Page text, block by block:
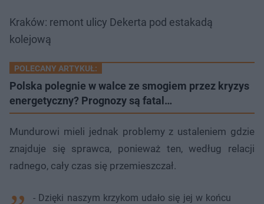
Kraków: remont ulicy Dekerta pod estakadą
kolejową
POLECANY ARTYKUŁ:
Polska polegnie w walce ze smogiem przez kryzys
energetyczny? Prognozy są fatal…
Mundurowi mieli jednak problemy z ustaleniem gdzie
znajduje się sprawca, ponieważ ten, według relacji
radnego, cały czas się przemieszczał.
- Dzięki naszym krzykom udało się jej w końcu